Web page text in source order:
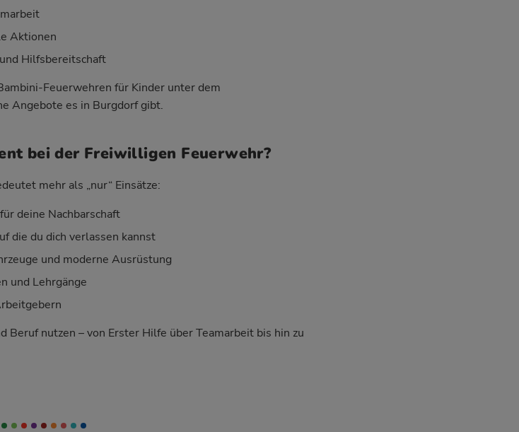
Aktionen
Hilfsbereitschaft
Feuerwehren für Kinder unter dem
Angebote es in Burgdorf gibt.
bei der Freiwilligen Feuerwehr?
mehr als „nur“ Einsätze:
deine Nachbarschaft
die du dich verlassen kannst
und moderne Ausrüstung
und Lehrgänge
nutzen – von Erster Hilfe über Teamarbeit bis hin zu